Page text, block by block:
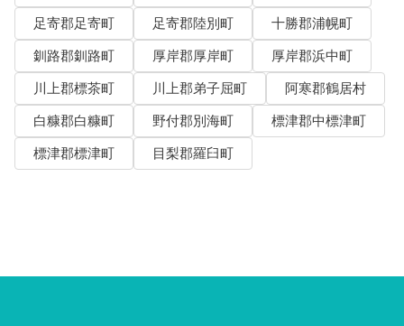
足寄郡足寄町
足寄郡陸別町
十勝郡浦幌町
釧路郡釧路町
厚岸郡厚岸町
厚岸郡浜中町
川上郡標茶町
川上郡弟子屈町
阿寒郡鶴居村
白糠郡白糠町
野付郡別海町
標津郡中標津町
標津郡標津町
目梨郡羅臼町